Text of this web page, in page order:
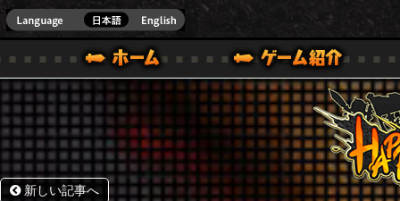
ONE VER.]
ガイド
ル｜HAPPY WARS(ハッピーウォーズ)公式サイト [ XBOX 360,XBOX ONE VER.]
サポート | HAPPY WARS(ハッピーウォーズ)公式サイ
新しい記事へ